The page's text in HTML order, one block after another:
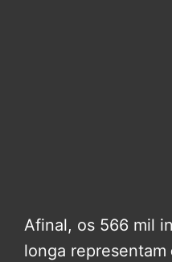
Afinal, os 566 mil
longa representam